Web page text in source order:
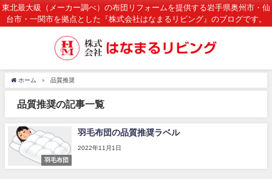
東北最大級（メーカー調べ）の布団リフォームを提供する岩手県奥州市・仙
台市・一関市を拠点とした『株式会社はなまるリビング』のブログです。
ホーム 品質推奨
品質推奨の記事一覧
羽毛布団
羽毛布団の品質推奨ラベル
2022年11月1日